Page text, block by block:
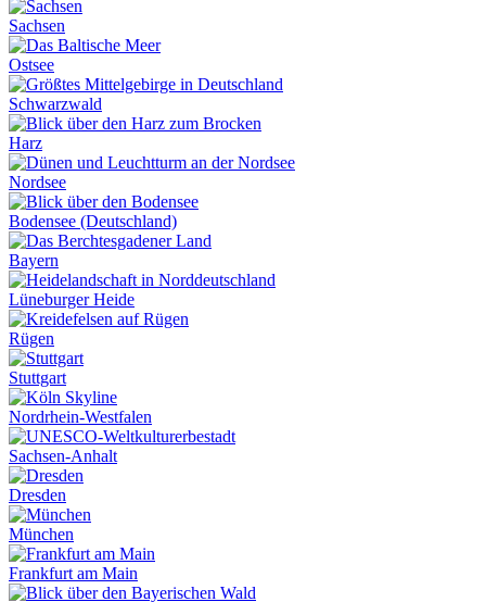
Sachsen
Ostsee
Schwarzwald
Harz
Nordsee
Bodensee (Deutschland)
Bayern
Lüneburger Heide
Rügen
Stuttgart
Nordrhein-Westfalen
Sachsen-Anhalt
Dresden
München
Frankfurt am Main